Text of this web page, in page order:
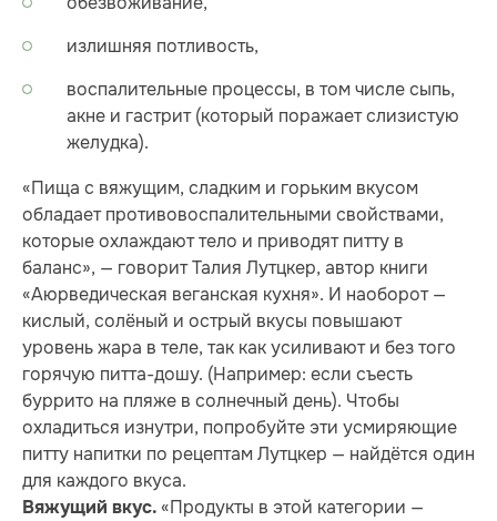
излишняя потливость,
воспалительные процессы, в том числе сыпь,
акне и гастрит (который поражает слизистую
желудка).
«Пища с вяжущим, сладким и горьким вкусом
обладает противовоспалительными свойствами,
которые охлаждают тело и приводят питту в
баланс», — говорит Талия Лутцкер, автор книги
«Аюрведическая веганская кухня». И наоборот —
кислый, солёный и острый вкусы повышают
уровень жара в теле, так как усиливают и без того
горячую питта-дошу. (Например: если съесть
буррито на пляже в солнечный день). Чтобы
охладиться изнутри, попробуйте эти усмиряющие
питту напитки по рецептам Лутцкер — найдётся один
для каждого вкуса.
Вяжущий вкус. «Продукты в этой категории —